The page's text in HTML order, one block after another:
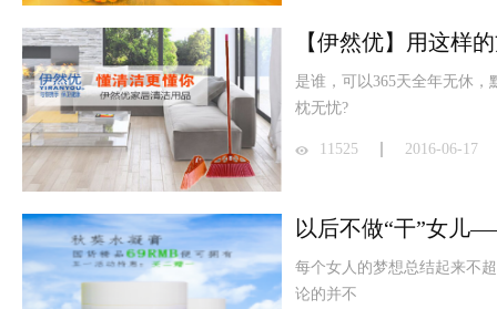
【伊然优】用这样
是谁，可以365天全年无休
枕无忧?
11525 2016-06-17
以后不做“干”女儿
每个女人的梦想总结起来不
论的并不